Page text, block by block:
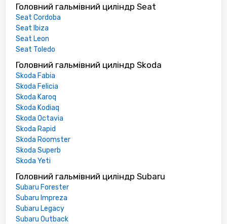
Головний гальмівний циліндр Seat
Seat Cordoba
Seat Ibiza
Seat Leon
Seat Toledo
Головний гальмівний циліндр Skoda
Skoda Fabia
Skoda Felicia
Skoda Karoq
Skoda Kodiaq
Skoda Octavia
Skoda Rapid
Skoda Roomster
Skoda Superb
Skoda Yeti
Головний гальмівний циліндр Subaru
Subaru Forester
Subaru Impreza
Subaru Legacy
Subaru Outback